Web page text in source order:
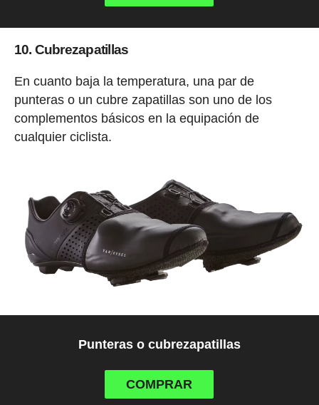
10. Cubrezapatillas
En cuanto baja la temperatura, una par de
punteras o un cubre zapatillas son uno de los
complementos básicos en la equipación de
cualquier ciclista.
Punteras o cubrezapatillas
COMPRAR